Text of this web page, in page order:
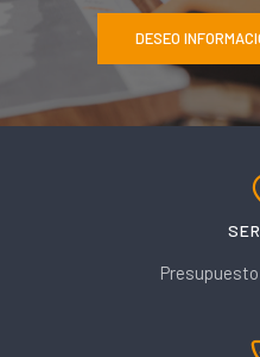
DESEO